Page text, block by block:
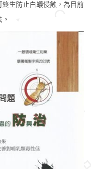
生防止白蟻侵蝕，為目前